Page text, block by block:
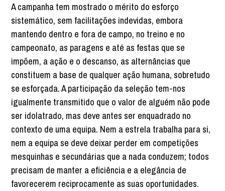
A campanha tem mostrado o mérito do esforço
sistemático, sem facilitações indevidas, embora
mantendo dentro e fora de campo, no treino e no
campeonato, as paragens e até as festas que se
impõem, a ação e o descanso, as alternâncias que
constituem a base de qualquer ação humana, sobretudo
se esforçada. A participação da seleção tem-nos
igualmente transmitido que o valor de alguém não pode
ser idolatrado, mas deve antes ser enquadrado no
contexto de uma equipa. Nem a estrela trabalha para si,
nem a equipa se deve deixar perder em competições
mesquinhas e secundárias que a nada conduzem; todos
precisam de manter a eficiência e a elegância de
favorecerem reciprocamente as suas oportunidades.